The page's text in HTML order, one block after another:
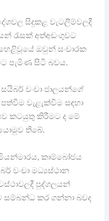
සිදුකළ වැටලීම්වලදී
රැසක් අත්අඩංගුවට
ඔවුන් සංචාරක
පැමිණ සිටි බවය.
වංචා ජාලයන්ගේ
වැළැක්වීම සඳහා
කටයුතු කිරීමට ද මේ
තිබේ.
කාම්බෝජය
වංචා මධ්‍යස්ථාන
පුද්ගලයන්
සම්බන්ධ කර ගන්නා බවද